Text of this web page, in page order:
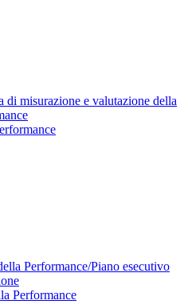
di misurazione e valutazione della
Performance/Piano esecutivo
Performance